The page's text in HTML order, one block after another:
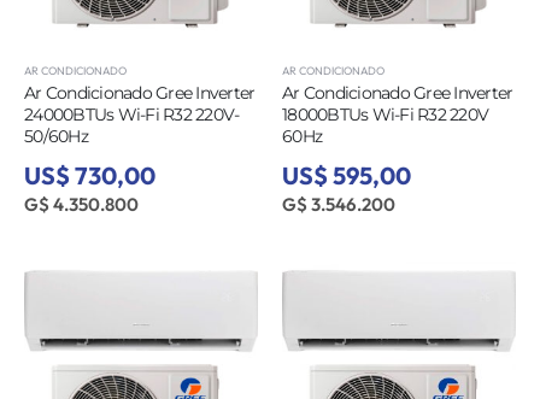
AR CONDICIONADO
Ar Condicionado Gree Inverter
24000BTUs Wi-Fi R32 220V-
50/60Hz
US$ 730,00
G$ 4.350.800
AR CONDICIONADO
Ar Condicionado Gree Inverter
18000BTUs Wi-Fi R32 220V
60Hz
US$ 595,00
G$ 3.546.200